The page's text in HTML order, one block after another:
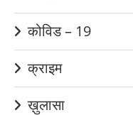
कोविड – 19
क्राइम
ख़ुलासा